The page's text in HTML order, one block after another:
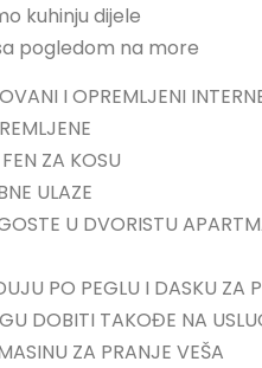
kuhinju dijele
pogledom na more
I OPREMLJENI
ZA KOSU
ULAZE
U DVORISTU
PO PEGLU I DASKU ZA
DOBITI TAKOĐE NA
ZA PRANJE VEŠA